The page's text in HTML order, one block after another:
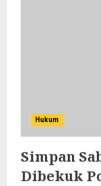
Hukum
Simpan
Dibekuk